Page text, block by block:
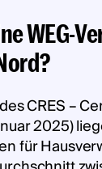
WEG-
CRES –
2025)
für